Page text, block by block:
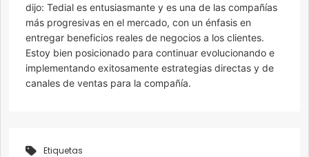
dijo: Tedial es entusiasmante y es una de las compañías
más progresivas en el mercado, con un énfasis en
entregar beneficios reales de negocios a los clientes.
Estoy bien posicionado para continuar evolucionando e
implementando exitosamente estrategias directas y de
canales de ventas para la compañía.
Etiquetas